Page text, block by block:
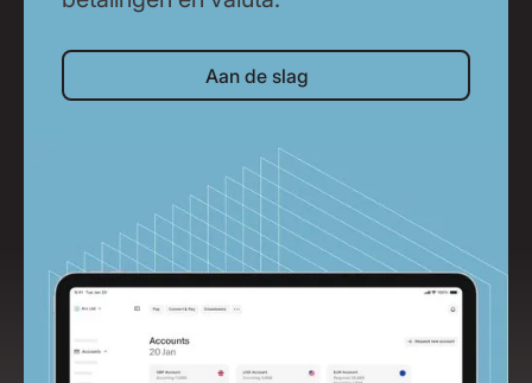
Aan de slag
Aan de slag